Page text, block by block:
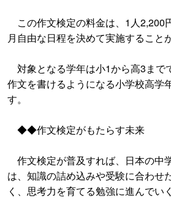
この作文検定の料金は、1人2,200
月自由な日程を決めて実施すること
対象となる学年は小1から高3まで
作文を書けるようになる小学校高学
す。
◆◆作文検定がもたらす未来
作文検定が普及すれば、日本の中
は、知識の詰め込みや受験に合わせ
く、思考力を育てる勉強に進んでい